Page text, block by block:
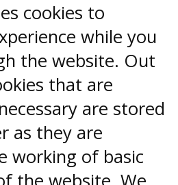
cookies to
while you
the website. Out
that are
are stored
as they are
working of basic